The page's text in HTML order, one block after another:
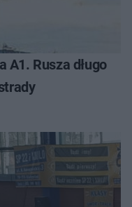
A1. Rusza długo